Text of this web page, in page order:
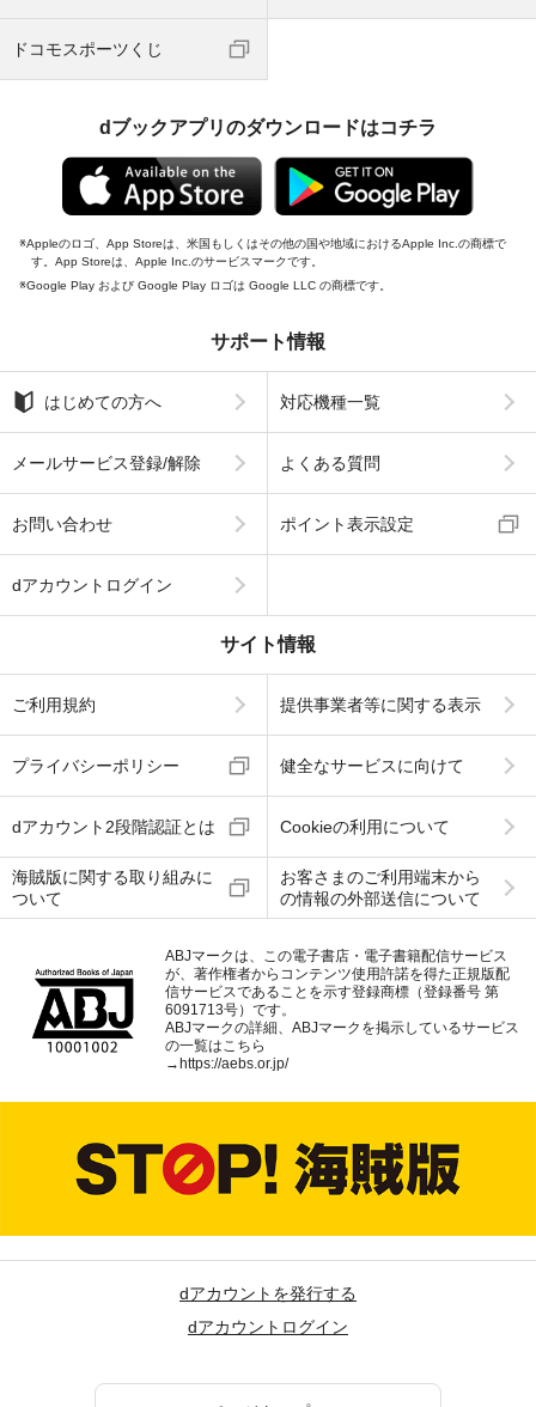
ドコモスポーツくじ
dブックアプリのダウンロードはコチラ
Appleのロゴ、App Storeは、米国もしくはその他の国や地域におけるApple Inc.の商標で
す。App Storeは、Apple Inc.のサービスマークです。
Google Play および Google Play ロゴは Google LLC の商標です。
サポート情報
はじめての方へ 対応機種一覧
メールサービス登録/解除 よくある質問
お問い合わせ ポイント表示設定
dアカウントログイン
サイト情報
ご利用規約 提供事業者等に関する表示
プライバシーポリシー 健全なサービスに向けて
dアカウント2段階認証とは Cookieの利用について
海賊版に関する取り組みに
ついて
お客さまのご利用端末から
の情報の外部送信について
ABJマークは、この電子書店・電子書籍配信サービス
が、著作権者からコンテンツ使用許諾を得た正規版配
信サービスであることを示す登録商標（登録番号 第
6091713号）です。
ABJマークの詳細、ABJマークを掲示しているサービス
の一覧はこちら
→ https://aebs.or.jp/
dアカウントを発行する
dアカウントログイン